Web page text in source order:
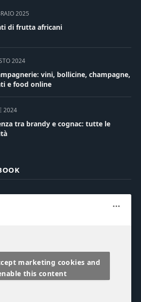
2025
di frutta africani
2024
vini, bollicine, champagne,
e food online
2024
tra brandy e cognac: tutte le
marketing cookies and
this content